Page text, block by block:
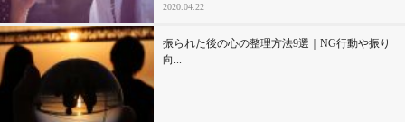
2020.04.22
振られた後の心の整理方法9選｜NG行動や振り
向...